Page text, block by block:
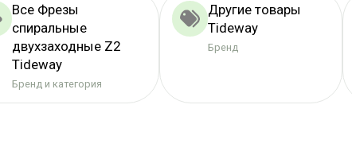
Все Фрезы
спиральные
двухзаходные Z2
Tideway
Бренд и категория
Другие товары
Tideway
Бренд